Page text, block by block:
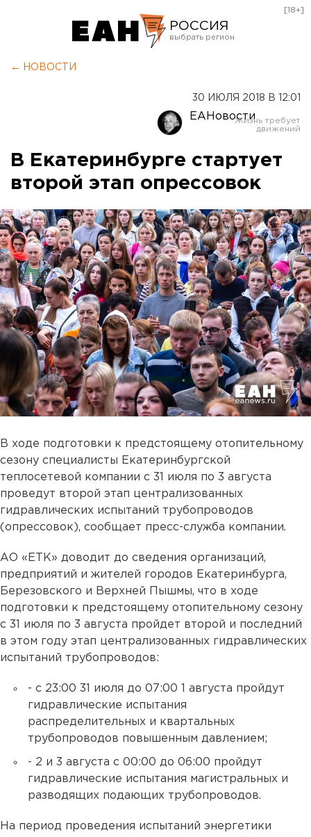
РОССИЯ
Оренбург
[18+]
← НОВОСТИ
30 ИЮЛЯ 2018 В 12:01
ЕАНовости
В Екатеринбурге стартует
второй этап опрессовок
В ходе подготовки к предстоящему отопительному
сезону специалисты Екатеринбургской
теплосетевой компании с 31 июля по 3 августа
проведут второй этап централизованных
гидравлических испытаний трубопроводов
(опрессовок), сообщает пресс-служба компании.
АО «ЕТК» доводит до сведения организаций,
предприятий и жителей городов Екатеринбурга,
Березовского и Верхней Пышмы, что в ходе
подготовки к предстоящему отопительному сезону
с 31 июля по 3 августа пройдет второй и последний
в этом году этап централизованных гидравлических
испытаний трубопроводов:
- с 23:00 31 июля до 07:00 1 августа пройдут
гидравлические испытания
распределительных и квартальных
трубопроводов повышенным давлением;
- 2 и 3 августа с 00:00 до 06:00 пройдут
гидравлические испытания магистральных и
разводящих подающих трубопроводов.
На период проведения испытаний энергетики